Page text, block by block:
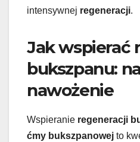
intensywnej regeneracji.
Jak wspierać
bukszpanu:
nawożenie
Wspieranie regeneracji
ćmy bukszpanowej to